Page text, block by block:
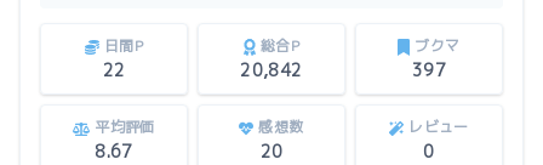
日間P
22
総合P
20,842
ブクマ
397
平均評価
8.67
感想数
20
レビュー
0